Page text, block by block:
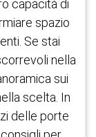
capacità di
spazio
Se stai
nella
sui
scelta. In
delle porte